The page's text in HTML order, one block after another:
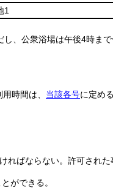
1
し、公衆浴場は午後4時ま
時間は、 当該各号に定め
ればならない。 許可された
ができる。